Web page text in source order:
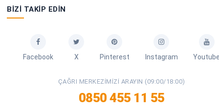
BIZI TAKIP EDIN
Facebook X Pinterest Instagram
ÇAĞRI MERKEZIMIZI ARAYIN (09:00/18:00)
0850 455 11 55